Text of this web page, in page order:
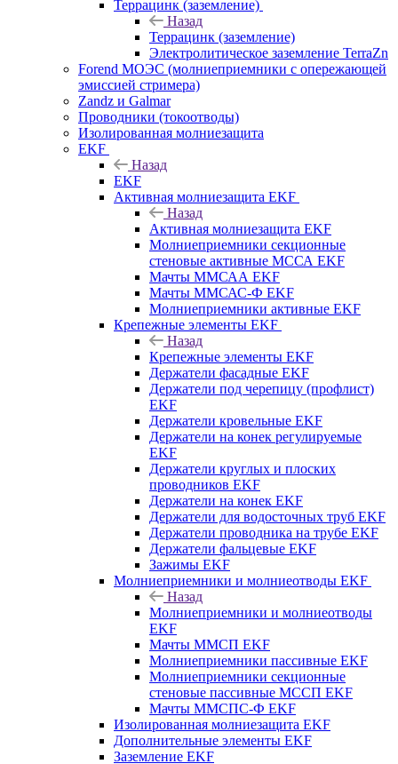
Террацинк (заземление)
Назад
Террацинк (заземление)
Электролитическое заземление TerraZn
Forend МОЭС (молниеприемники с опережающей
эмиссией стримера)
Zandz и Galmar
Проводники (токоотводы)
Изолированная молниезащита
EKF
Назад
EKF
Активная молниезащита EKF
Назад
Активная молниезащита EKF
Молниеприемники секционные
стеновые активные МССА EKF
Мачты ММСАА EKF
Мачты ММСАС-Ф EKF
Молниеприемники активные EKF
Крепежные элементы EKF
Назад
Крепежные элементы EKF
Держатели фасадные EKF
Держатели под черепицу (профлист)
EKF
Держатели кровельные EKF
Держатели на конек регулируемые
EKF
Держатели круглых и плоских
проводников EKF
Держатели на конек EKF
Держатели для водосточных труб EKF
Держатели проводника на трубе EKF
Держатели фальцевые EKF
Зажимы EKF
Молниеприемники и молниеотводы EKF
Назад
Молниеприемники и молниеотводы
EKF
Мачты ММСП EKF
Молниеприемники пассивные EKF
Молниеприемники секционные
стеновые пассивные МССП EKF
Мачты ММСПС-Ф EKF
Изолированная молниезащита EKF
Дополнительные элементы EKF
Заземление EKF